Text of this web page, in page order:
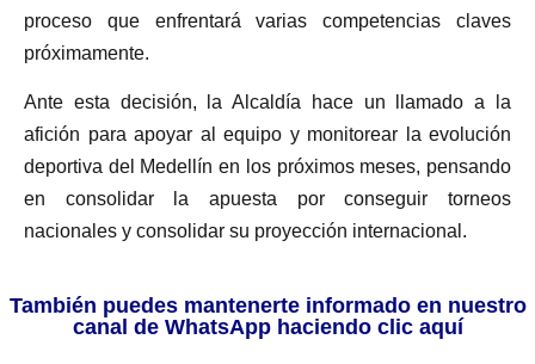
proceso que enfrentará varias competencias claves
próximamente.
Ante esta decisión, la Alcaldía hace un llamado a la
afición para apoyar al equipo y monitorear la evolución
deportiva del Medellín en los próximos meses, pensando
en consolidar la apuesta por conseguir torneos
nacionales y consolidar su proyección internacional.
También puedes mantenerte informado en nuestro
canal de WhatsApp haciendo clic aquí